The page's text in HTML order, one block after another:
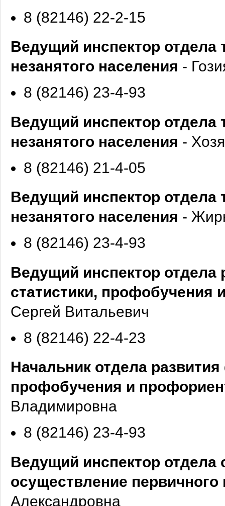
8 (82146) 22-2-15
Ведущий инспектор отдела
незанятого населения -
8 (82146) 23-4-93
Ведущий инспектор отдела
незанятого населения -
8 (82146) 21-4-05
Ведущий инспектор отдела
незанятого населения -
8 (82146) 23-4-93
Ведущий инспектор отдела
статистики, профобучения
Сергей Витальевич
8 (82146) 22-4-23
Начальник отдела
профобучения и
Владимировна
8 (82146) 23-4-93
Ведущий инспектор отдела
осуществление
Александровна